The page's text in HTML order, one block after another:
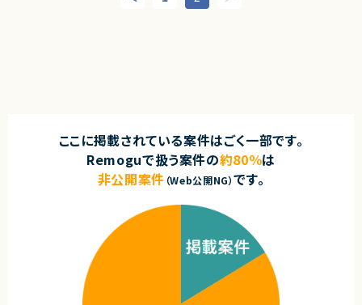
エージェントから
◎ AI活用とモダナイゼーションの両方を経験できる、市場価値向上につな
がるプロジェクトです！
◎ PL・テックリードとして裁量を持ちながらプロジェクト推進に携われま
◎ 大規模なレガシーシステム刷新に関われるため、モダナイゼーション経験
を活かしたい方におすすめです！
・チャットアプリと連携し、AIによる検索支援機能を提供
・Amazon SQSを利用した非同期処理基盤の設計
・IaC、CI/CD環境の構築
・負荷試験およびAuto Scaling設計
・Full Stack Engineerの技術支援
・新規AIサービスのPoC開発に伴う体制強化
・要件定義 ・基本設計 ・詳細設計 ・実装 ・テスト ・リリース
ここに掲載されている案件はごく一部です。
Remoguで扱う案件の約80％は
非公開案件 （Web公開NG）です。